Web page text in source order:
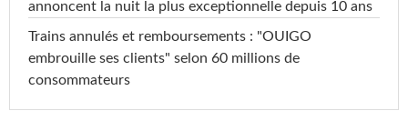
annoncent la nuit la plus exceptionnelle depuis 10 ans
Trains annulés et remboursements : "OUIGO
embrouille ses clients" selon 60 millions de
consommateurs